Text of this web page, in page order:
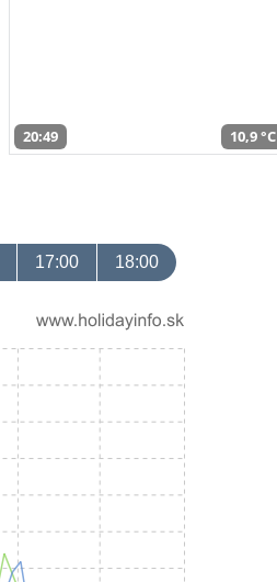
20:49 10,9 °C
17:00 18:00